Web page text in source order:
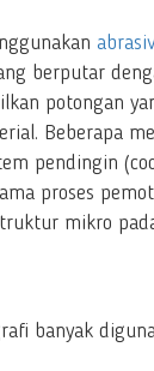
berputar
potongan
Beberapa
pendingin
proses
mikro
banyak